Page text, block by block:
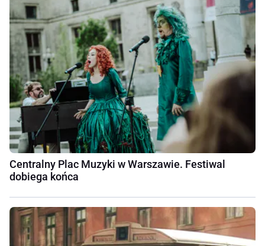
Centralny Plac Muzyki w Warszawie. Festiwal
dobiega końca